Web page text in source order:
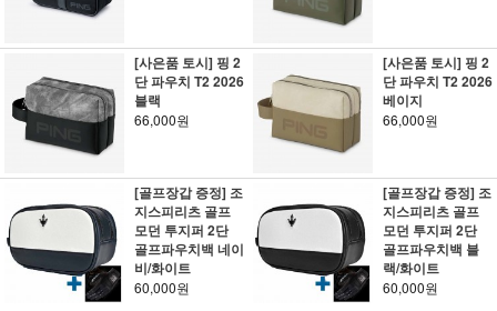
[사은품 토시] 핑 2
단 파우치 T2 2026
블랙
66,000원
[사은품 토시] 핑 2
단 파우치 T2 2026
베이지
66,000원
[골프장갑 증정] 조
지스피리츠 골프
모던 투지퍼 2단
골프파우치백 네이
비/화이트
60,000원
[골프장갑 증정] 조
지스피리츠 골프
모던 투지퍼 2단
골프파우치백 블
랙/화이트
60,000원